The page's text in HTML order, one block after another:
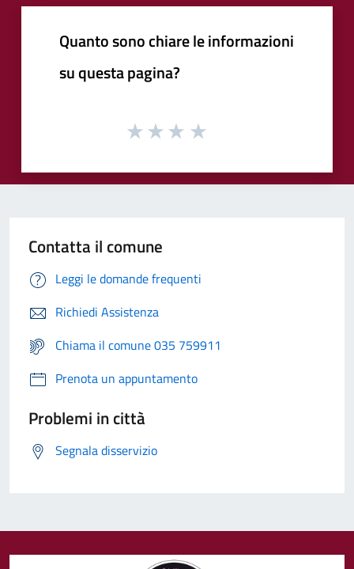
Quanto sono chiare le informazioni
su questa pagina?
Contatta il comune
Leggi le domande frequenti
Richiedi Assistenza
Chiama il comune 035 759911
Prenota un appuntamento
Problemi in città
Segnala disservizio